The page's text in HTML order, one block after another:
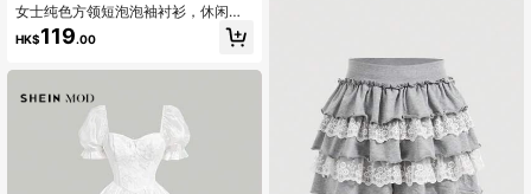
女士纯色方领短泡泡袖衬衫，休闲白
色夏季款
HK$119.00